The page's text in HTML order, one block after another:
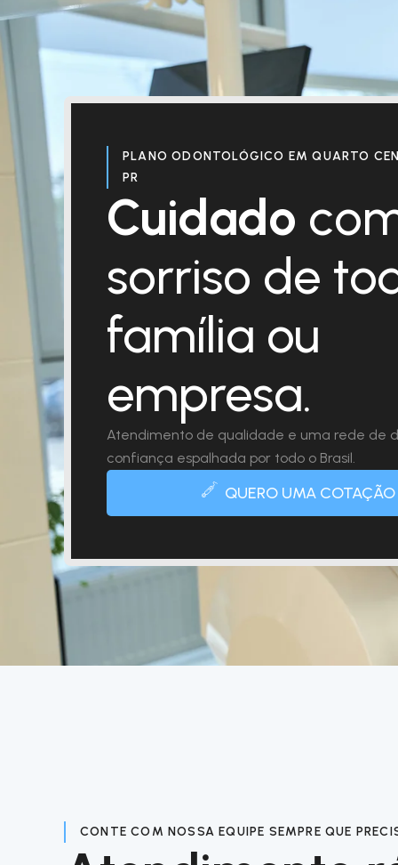
PLANO ODONTOLÓGICO EM QUARTO
PR
Cuidado
sorriso de
família ou
empresa.
Atendimento de qualidade e uma rede de
confiança espalhada por todo o Brasil.
QUERO UMA COTAÇÃO
CONTE COM NOSSA EQUIPE SEMPRE QUE